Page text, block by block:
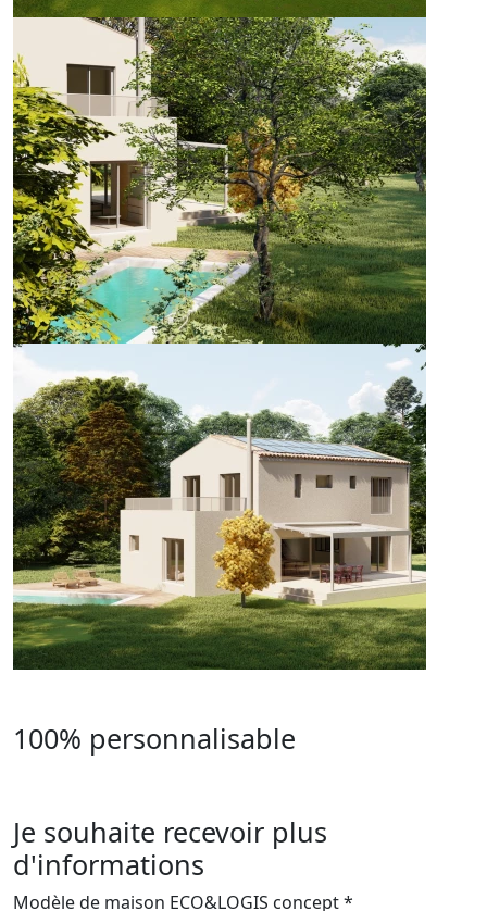
100% personnalisable
Je souhaite recevoir plus
d'informations
Modèle de maison ECO&LOGIS concept *